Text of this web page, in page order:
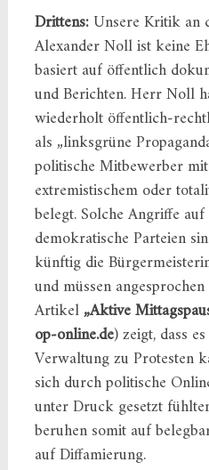
Drittens:Unsere Kritik an
Alexander Noll ist keine
basiert auf öffentlich
und Berichten. Herr Noll
wiederholt öffentlich-
als „linksgrüne
politische Mitbewerber
extremistischem oder
belegt. Solche Angriffe
demokratische Parteien
künftig die
und müssen
Artikel„Aktive
op‑online.de) zeigt, dass
Verwaltung zu Protesten
sich durch politische
unter Druck gesetzt
beruhen somit auf
auf Diffamierung.